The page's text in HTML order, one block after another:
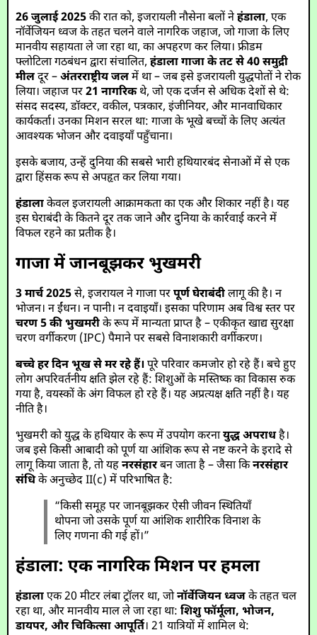
26 जुलाई 2025की रात को, इजरायली नौसेना बलों नेहंडाला, एक
नॉर्वेजियन ध्वज के तहत चलने वाले नागरिक जहाज, जो गाजा के लिए
मानवीय सहायता ले जा रहा था, का अपहरण कर लिया। फ्रीडम
फ्लोटिला गठबंधन द्वारा संचालित,हंडाला गाजा के तट से 40 समुद्री
मीलदूर –अंतरराष्ट्रीय जलमें था – जब इसे इजरायली युद्धपोतों ने रोक
लिया। जहाज पर21 नागरिकथे, जो एक दर्जन से अधिक देशों से थे:
संसद सदस्य, डॉक्टर, वकील, पत्रकार, इंजीनियर, और मानवाधिकार
कार्यकर्ता। उनका मिशन सरल था: गाजा के भूखे बच्चों के लिए अत्यंत
आवश्यक भोजन और दवाइयाँ पहुँचाना।
इसके बजाय, उन्हें दुनिया की सबसे भारी हथियारबंद सेनाओं में से एक
द्वारा हिंसक रूप से अपहृत कर लिया गया।
हंडालाकेवल इजरायली आक्रामकता का एक और शिकार नहीं है। यह
इस घेराबंदी के कितने दूर तक जाने और दुनिया के कार्रवाई करने में
विफल रहने का प्रतीक है।
गाजा में जानबूझकर भुखमरी
3 मार्च 2025से, इजरायल ने गाजा परपूर्ण घेराबंदीलागू की है। न
भोजन। न ईंधन। न पानी। न दवाइयाँ। इसका परिणाम अब विश्व स्तर पर
चरण 5 की भुखमरीके रूप में मान्यता प्राप्त है – एकीकृत खाद्य सुरक्षा
चरण वर्गीकरण (IPC) पैमाने पर सबसे विनाशकारी वर्गीकरण।
बच्चे हर दिन भूख से मर रहे हैं। पूरे परिवार कमजोर हो रहे हैं। बचे हुए
लोग अपरिवर्तनीय क्षति झेल रहे हैं: शिशुओं के मस्तिष्क का विकास रुक
गया है, वयस्कों के अंग विफल हो रहे हैं। यह अप्रत्यक्ष क्षति नहीं है। यह
नीति है।
भुखमरी को युद्ध के हथियार के रूप में उपयोग करनायुद्ध अपराधहै।
जब इसे किसी आबादी को पूर्ण या आंशिक रूप से नष्ट करने के इरादे से
लागू किया जाता है, तो यहनरसंहारबन जाता है – जैसा किनरसंहार
संधिके अनुच्छेद II(c) में परिभाषित है:
“किसी समूह पर जानबूझकर ऐसी जीवन स्थितियाँ
थोपना जो उसके पूर्ण या आंशिक शारीरिक विनाश के
लिए गणना की गई हों।”
हंडाला: एक नागरिक मिशन पर हमला
हंडालाएक 20 मीटर लंबा ट्रॉलर था, जोनॉर्वेजियन ध्वजके तहत चल
रहा था, और मानवीय माल ले जा रहा था:शिशु फॉर्मूला, भोजन,
डायपर, और चिकित्सा आपूर्ति। 21 यात्रियों में शामिल थे: